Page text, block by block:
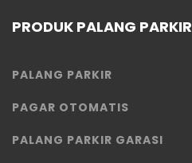
PRODUK PALANG PARKIR
PALANG PARKIR
PAGAR OTOMATIS
PALANG PARKIR GARASI